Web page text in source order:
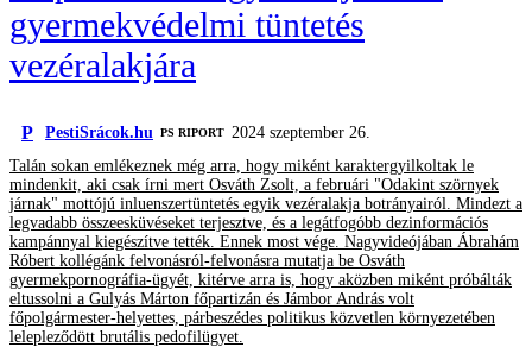
gyermekvédelmi tüntetés
vezéralakjára
P PestiSrácok.hu ‎PS RIPORT 2024 szeptember 26.
Talán sokan emlékeznek még arra, hogy miként karaktergyilkoltak le
mindenkit, aki csak írni mert Osváth Zsolt, a februári "Odakint szörnyek
járnak" mottójú inluenszertüntetés egyik vezéralakja botrányairól. Mindezt a
legvadabb összeesküvéseket terjesztve, és a legátfogóbb dezinformációs
kampánnyal kiegészítve tették. Ennek most vége. Nagyvideójában Ábrahám
Róbert kollégánk felvonásról-felvonásra mutatja be Osváth
gyermekpornográfia-ügyét, kitérve arra is, hogy aközben miként próbálták
eltussolni a Gulyás Márton főpartizán és Jámbor András volt
főpolgármester-helyettes, párbeszédes politikus közvetlen környezetében
lelepleződött brutális pedofilügyet.